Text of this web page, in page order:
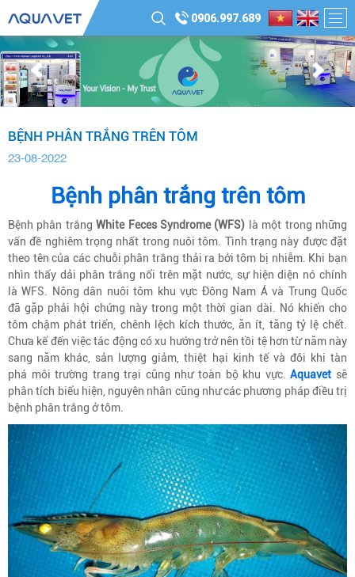
0906.997.689
BỆNH PHÂN TRẮNG TRÊN TÔM
23-08-2022
Bệnh phân trắng trên tôm
Bệnh phân trắngWhite Feces Syndrome (WFS) là một trong những
vấn đề nghiêm trọng nhất trong nuôi tôm. Tình trạng này được đặt
theo tên của các chuỗi phân trắng thải ra bởi tôm bị nhiễm. Khi bạn
nhìn thấy dải phân trắng nổi trên mặt nước, sự hiện diện nó chính
là WFS. Nông dân nuôi tôm khu vực Đông Nam Á và Trung Quốc
đã gặp phải hội chứng này trong một thời gian dài. Nó khiến cho
tôm chậm phát triển, chênh lệch kích thước, ăn ít, tăng tỷ lệ chết.
Chưa kể đến việc tác động có xu hướng trở nên tồi tệ hơn từ năm này
sang năm khác, sản lượng giảm, thiệt hại kinh tế và đôi khi tàn
phá môi trường trang trại cũng như toàn bộ khu vực.Aquavet sẽ
phân tích biểu hiện, nguyên nhân cũng như các phương pháp điều trị
bệnh phân trắng ở tôm.